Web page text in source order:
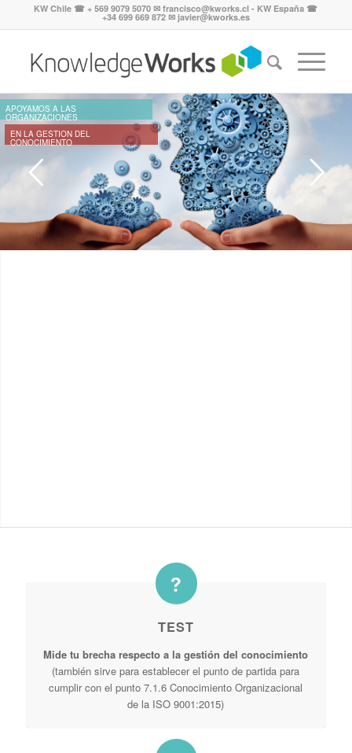
KW Chile ☎ + 569 9079 5070 ✉ francisco@kworks.cl - KW España ☎
+34 699 669 872 ✉ javier@kworks.es
TEST
Mide tu brecha respecto a la gestión del conocimiento
(también sirve para establecer el punto de partida para
cumplir con el punto 7.1.6 Conocimiento Organizacional
de la ISO 9001:2015)